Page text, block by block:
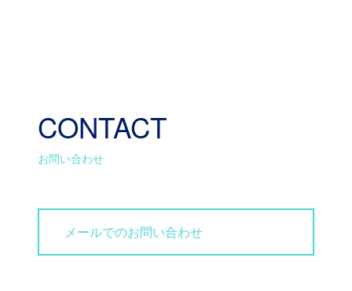
CONTACT
お問い合わせ
メールでのお問い合わせ